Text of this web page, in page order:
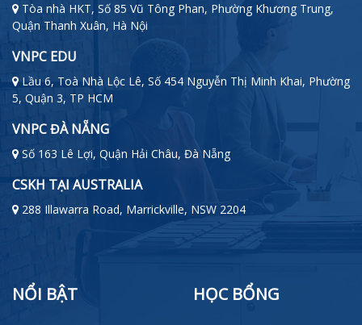
Tòa nhà HKT, Số 85 Vũ Tông Phan, Phường Khương Trung,
Quận Thanh Xuân, Hà Nội
VNPC EDU
Lầu 6, Toà Nhà Lộc Lê, Số 454 Nguyễn Thị Minh Khai, Phường
5, Quận 3, TP HCM
VNPC ĐÀ NẴNG
Số 163 Lê Lợi, Quận Hải Châu, Đà Nẵng
CSKH TẠI AUSTRALIA
288 Illawarra Road, Marrickville, NSW 2204
NỔI BẬT HỌC BỔNG